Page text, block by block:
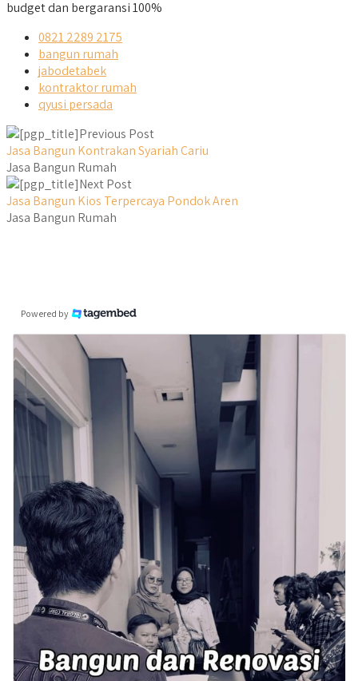
budget dan bergaransi 100%
0821 2289 2175
bangun rumah
jabodetabek
kontraktor rumah
qyusi persada
Previous Post
Jasa Bangun Kontrakan Syariah Cariu
Jasa Bangun Rumah
Next Post
Jasa Bangun Kios Terpercaya Pondok Aren
Jasa Bangun Rumah
Powered by